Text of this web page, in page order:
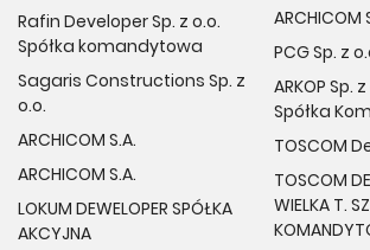
Rafin Developer Sp. z o.o.
Spółka komandytowa
Sagaris Constructions Sp. z
o.o.
ARCHICOM S.A.
ARCHICOM S.A.
LOKUM DEWELOPER SPÓŁKA
AKCYJNA
ARCHICOM
PCG Sp. z
ARKOP Sp.
Spółka
TOSCOM
TOSCOM
WIELKA T.